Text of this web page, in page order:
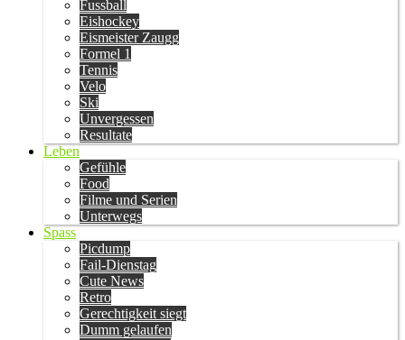
Fussball
Eishockey
Eismeister Zaugg
Formel 1
Tennis
Velo
Ski
Unvergessen
Resultate
Leben
Gefühle
Food
Filme und Serien
Unterwegs
Spass
Picdump
Fail-Dienstag
Cute News
Retro
Gerechtigkeit siegt
Dumm gelaufen